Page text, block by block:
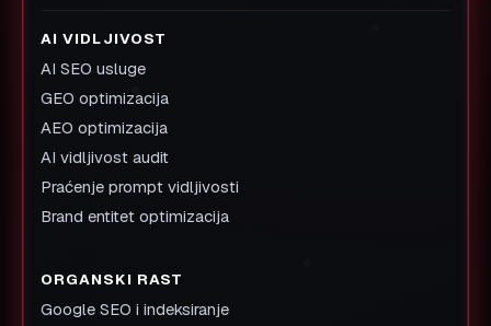
AI VIDLJIVOST
AI SEO usluge
GEO optimizacija
AEO optimizacija
AI vidljivost audit
Praćenje prompt vidljivosti
Brand entitet optimizacija
ORGANSKI RAST
Google SEO i indeksiranje